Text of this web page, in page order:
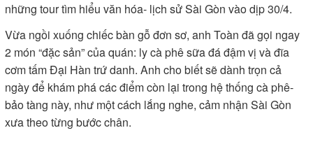
những tour tìm hiểu văn hóa- lịch sử Sài Gòn vào dịp 30/4.
Vừa ngồi xuống chiếc bàn gỗ đơn sơ, anh Toàn đã gọi ngay
2 món “đặc sản” của quán: ly cà phê sữa đá đậm vị và đĩa
cơm tấm Đại Hàn trứ danh. Anh cho biết sẽ dành trọn cả
ngày để khám phá các điểm còn lại trong hệ thống cà phê-
bảo tàng này, như một cách lắng nghe, cảm nhận Sài Gòn
xưa theo từng bước chân.